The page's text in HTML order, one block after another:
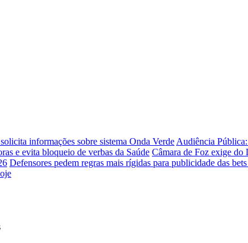
informações sobre sistema Onda Verde Audiência
e evita bloqueio de verbas da Saúde Câmara de Foz exige do
Defensores pedem regras mais rígidas para publicidade das bets